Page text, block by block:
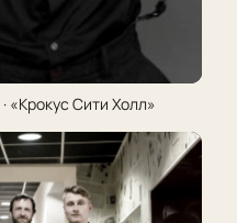
· «Крокус Сити Холл»